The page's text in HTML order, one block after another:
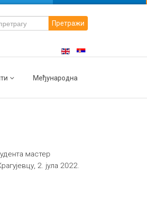
Претражи
Међународна
мастер
2. јула 2022.